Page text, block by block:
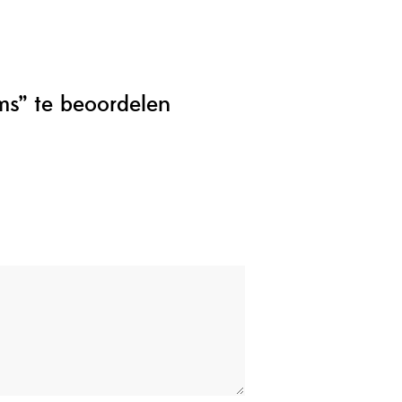
te beoordelen